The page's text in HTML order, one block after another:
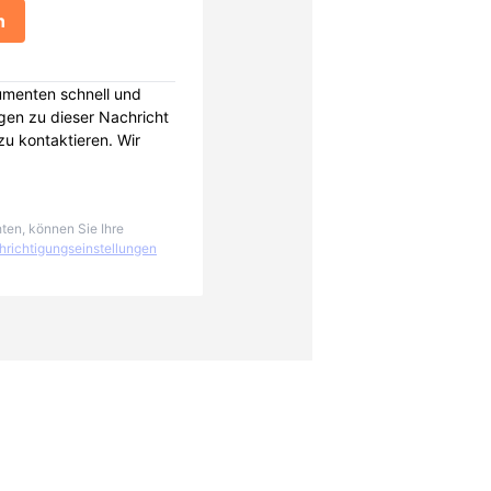
schnell und
zu dieser Nachricht
kontaktieren. Wir
können Sie Ihre